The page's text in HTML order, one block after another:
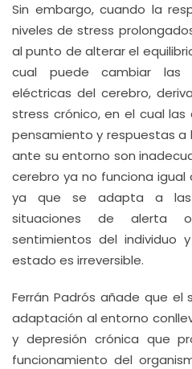
Sin embargo, cuando la
niveles de stress
al punto de alterar el
cual puede cambiar las
eléctricas del cerebro,
stress crónico, en el cual
pensamiento y respuestas a
ante su entorno son
cerebro ya no funciona
ya que se adapta a las
situaciones de alerta
sentimientos del individuo
estado es irreversible.
Ferrán Padrós añade que
adaptación al entorno
y depresión crónica que
funcionamiento del